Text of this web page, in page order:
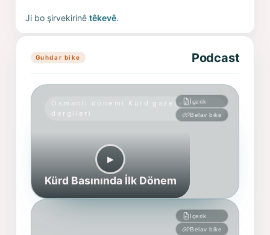
Ji bo şirvekirinêtêkevê.
Guhdar bike Podcast
Osmanlı dönemi Kürd gazete ve
dergileri
İçerik
Belav bike
▶︎
Kürd Basınında İlk Dönem
İçerik
Belav bike